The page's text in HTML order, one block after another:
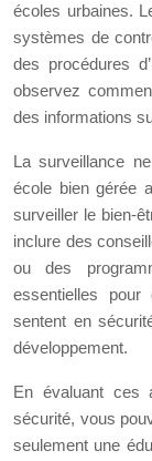
écoles urbaines.
systèmes de
des procédures
observez
des informations
La surveillance
école bien gérée
surveiller le bien-
inclure des
ou des
essentielles
sentent en
développement.
En évaluant ces
sécurité, vous
seulement une